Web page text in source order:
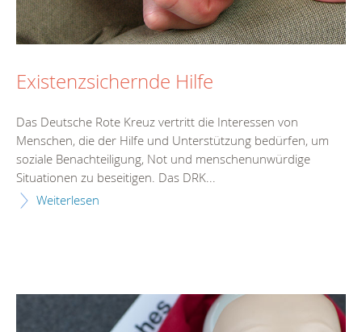
Existenzsichernde Hilfe
Das Deutsche Rote Kreuz vertritt die Interessen von
Menschen, die der Hilfe und Unterstützung bedürfen, um
soziale Benachteiligung, Not und menschenunwürdige
Situationen zu beseitigen. Das DRK...
Weiterlesen